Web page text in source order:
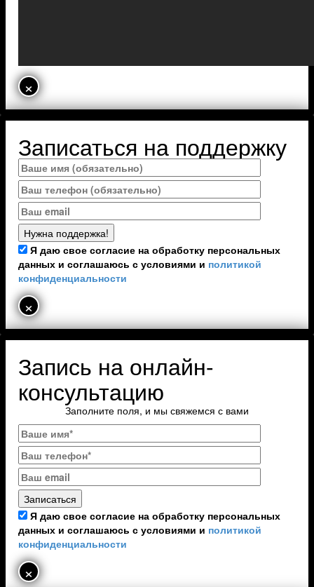
×
Записаться на поддержку
Я даю свое согласие на обработку персональных
данных и соглашаюсь с условиями и политикой
конфиденциальности
×
Запись на онлайн-
консультацию
Заполните поля, и мы свяжемся с вами
Я даю свое согласие на обработку персональных
данных и соглашаюсь с условиями и политикой
конфиденциальности
×